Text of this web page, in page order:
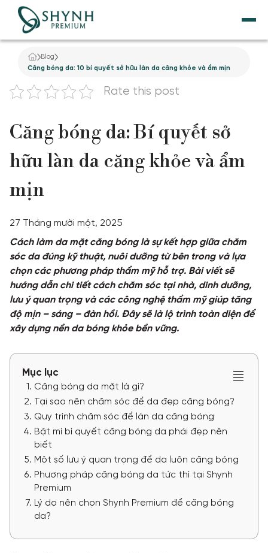
Khách hàng thực tế
TRANG CHỦ
VỀ SHYNH PREMIUM
NÂNG CƠ
THẨM MỸ NỘI KHOA
DỊCH VỤ GIẢM BÉO
TẮM TRẮNG
ĐIỀU TRỊ DA
TƯ VẤN
TIN TỨC
Blog
Căng bóng da: 10 bí quyết sở hữu làn da căng khỏe và ẩm mịn
Rate this post
Căng bóng da: Bí quyết sở
hữu làn da căng khỏe và ẩm
mịn
27 Tháng mười một, 2025
Cách làm da mặt căng bóng là sự kết hợp giữa chăm
sóc da đúng kỹ thuật, nuôi dưỡng từ bên trong và lựa
chọn các phương pháp thẩm mỹ hỗ trợ. Bài viết sẽ
hướng dẫn chi tiết cách chăm sóc tại nhà, dinh dưỡng,
lưu ý quan trọng và các công nghệ thẩm mỹ giúp tăng
độ mịn – sáng – đàn hồi. Đây sẽ là lộ trình toàn diện để
xây dựng nền da bóng khỏe bền vững.
Mục lục
Căng bóng da mặt là gì?
Tại sao nên chăm sóc để da đẹp căng bóng?
Quy trình chăm sóc để làn da căng bóng
Bật mí bí quyết căng bóng da phái đẹp nên
biết
Một số lưu ý quan trọng để da luôn căng bóng
Phương pháp căng bóng da tức thì tại Shynh
Premium
Lý do nên chọn Shynh Premium để căng bóng
da?